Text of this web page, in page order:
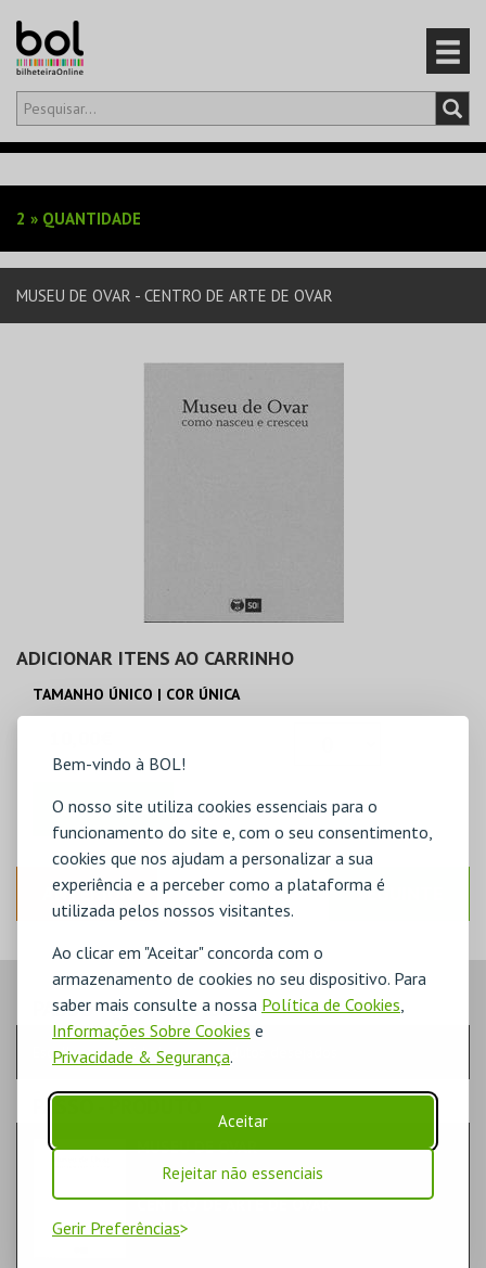
Bem-vindo à BOL!
O nosso site utiliza cookies essenciais para o
funcionamento do site e, com o seu consentimento,
cookies que nos ajudam a personalizar a sua
experiência e a perceber como a plataforma é
utilizada pelos nossos visitantes.
Ao clicar em "Aceitar" concorda com o
armazenamento de cookies no seu dispositivo. Para
saber mais consulte a nossa Política de Cookies,
Informações Sobre Cookies e
Privacidade & Segurança.
Aceitar
Rejeitar não essenciais
Gerir Preferências
Olá,iniciar sessão
EVENTOS
CARTÕES
2 » QUANTIDADE
MUSEU DE OVAR - CENTRO DE ARTE DE OVAR
ADICIONAR ITENS AO CARRINHO
TAMANHO ÚNICO | COR ÚNICA
ADICIONAR
ANTERIOR SEGUINTE
PASSO- QUANTIDADE
Escolha a quantidade e os produtos desejados
PASSO
MUSEU DE OVAR
LIVROS
CENTRO DE ARTE DE OVAR